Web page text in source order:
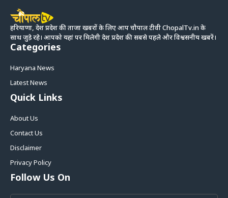
हरियाणा, देश प्रदेश की ताजा खबरों के लिए आप चौपाल टीवी ChopalTv.in के
साथ जुड़े रहे। आपको यहां पर मिलेगी देश प्रदेश की सबसे पहले और विश्वसनीय खबरें।
Categories
Haryana News
Latest News
Quick Links
About Us
Contact Us
Disclaimer
Privacy Policy
Follow Us On